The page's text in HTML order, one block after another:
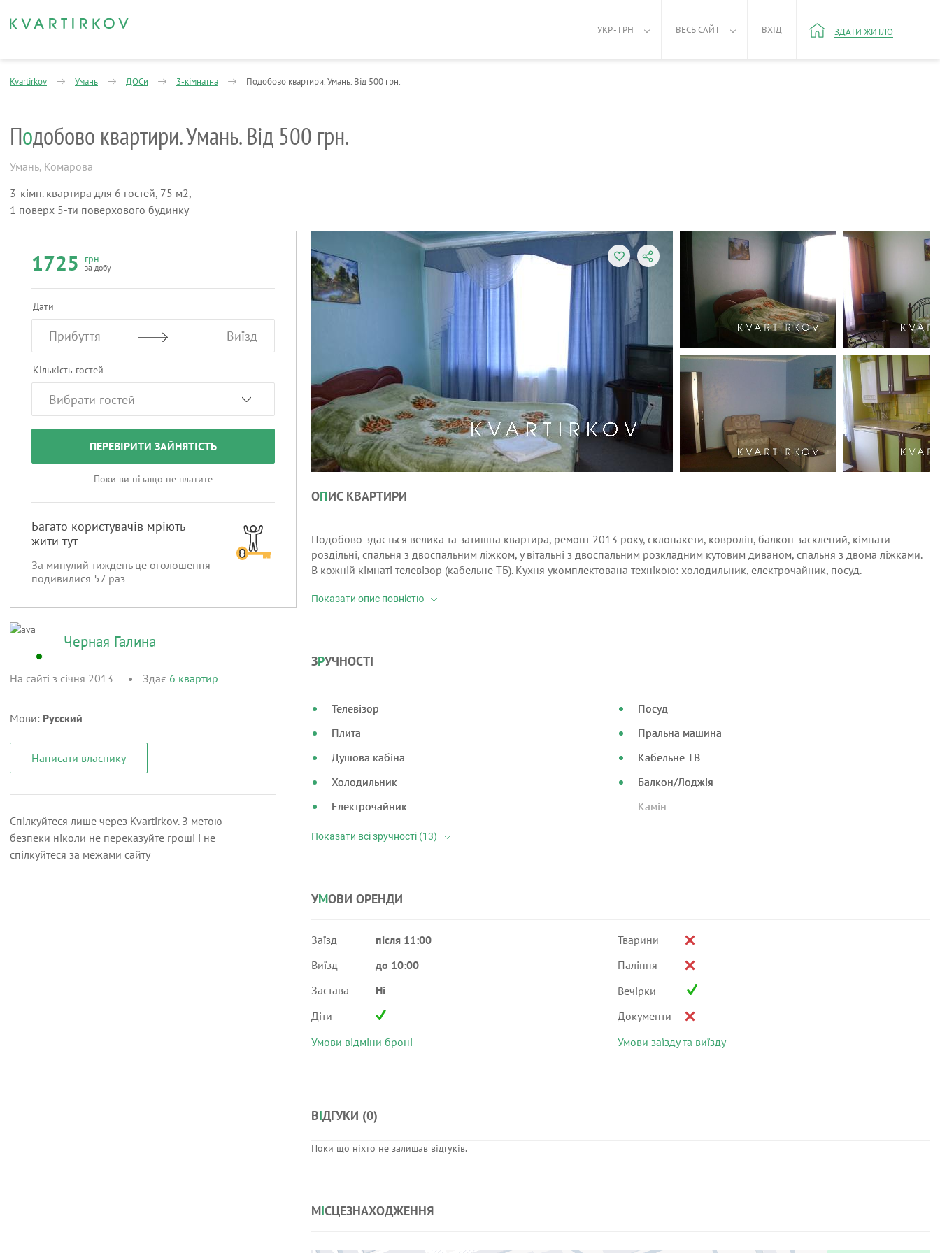
УКР - ГРН ВЕСЬ САЙТ ВХІД ЗДАТИ ЖИТЛО
Kvartirkov Умань ДОСи 3-кімнатна Подобово квартири. Умань. Від 500 грн.
Подобово квартири. Умань. Від 500 грн.
Умань, Комарова
3-кімн. квартира для 6 гостей, 75 м2,
1 поверх 5-ти поверхового будинку
1725 грн
за добу
Дати
Прибуття Виїзд
Кількість гостей
ПЕРЕВІРИТИ ЗАЙНЯТІСТЬ
Поки ви нізащо не платите
Багато користувачів мріють
жити тут
За минулий тиждень це оголошення
подивилися 57 раз
Черная Галина
На сайті з січня 2013 Здає 6 квартир
Мови: Русский
Написати власнику
Спілкуйтеся лише через Kvartirkov. З метою
безпеки ніколи не переказуйте гроші і не
спілкуйтеся за межами сайту
ОПИС КВАРТИРИ
Подобово здається велика та затишна квартира, ремонт 2013 року, склопакети, ковролін, балкон засклений, кімнати
роздільні, спальня з двоспальним ліжком, у вітальні з двоспальним розкладним кутовим диваном, спальня з двома ліжками.
В кожній кімнаті телевізор (кабельне ТБ). Кухня укомплектована технікою: холодильник, електрочайник, посуд.
ЗРУЧНОСТІ
Телевізор
Плита
Душова кабіна
Холодильник
Електрочайник
Посуд
Пральна машина
Кабельне ТВ
Балкон/Лоджія
Камін
УМОВИ ОРЕНДИ
Заїзд
після 11:00
Виїзд
до 10:00
Застава
Ні
Діти
Умови відміни броні
Тварини
Паління
Вечірки
Документи
Умови заїзду та виїзду
ВІДГУКИ (0)
Поки що ніхто не залишав відгуків.
МІСЦЕЗНАХОДЖЕННЯ